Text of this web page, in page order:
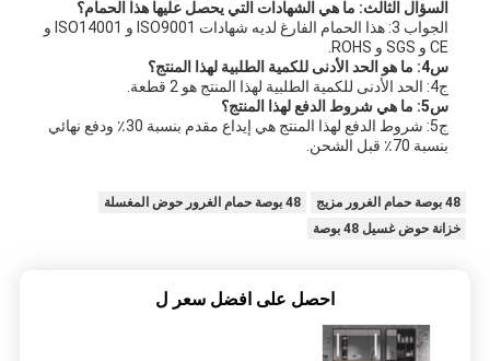
السؤال الثالث: ما هي الشهادات التي يحصل عليها هذا الحمام؟
الجواب 3: هذا الحمام الفارغ لديه شهادات ISO9001 و ISO14001 و
CE و SGS و ROHS.
س4: ما هو الحد الأدنى للكمية الطلبية لهذا المنتج؟
ج4: الحد الأدنى للكمية الطلبية لهذا المنتج هو 2 قطعة.
س5: ما هي شروط الدفع لهذا المنتج؟
ج5: شروط الدفع لهذا المنتج هي إيداع مقدم بنسبة 30٪ ودفع نهائي
بنسبة 70٪ قبل الشحن.
48 بوصة حمام الغرور مزيج
48 بوصة حمام الغرور حوض المغسلة
خزانة حوض غسيل 48 بوصة
احصل على افضل سعر ل